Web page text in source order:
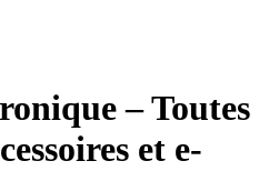
– Toutes
et e-